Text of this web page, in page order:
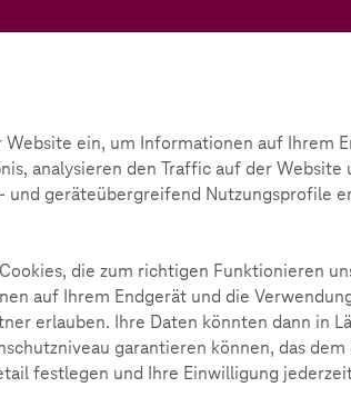
Cybermobbing?
soziale Medien wie Messenger-
ein, um Informationen auf Ihrem
analysieren den Traffic auf der Website
geräteübergreifend Nutzungsprofile
die zum richtigen Funktionieren
auf Ihrem Endgerät und die
erlauben. Ihre Daten könnten dann in
garantieren können, das
festlegen und Ihre Einwilligung